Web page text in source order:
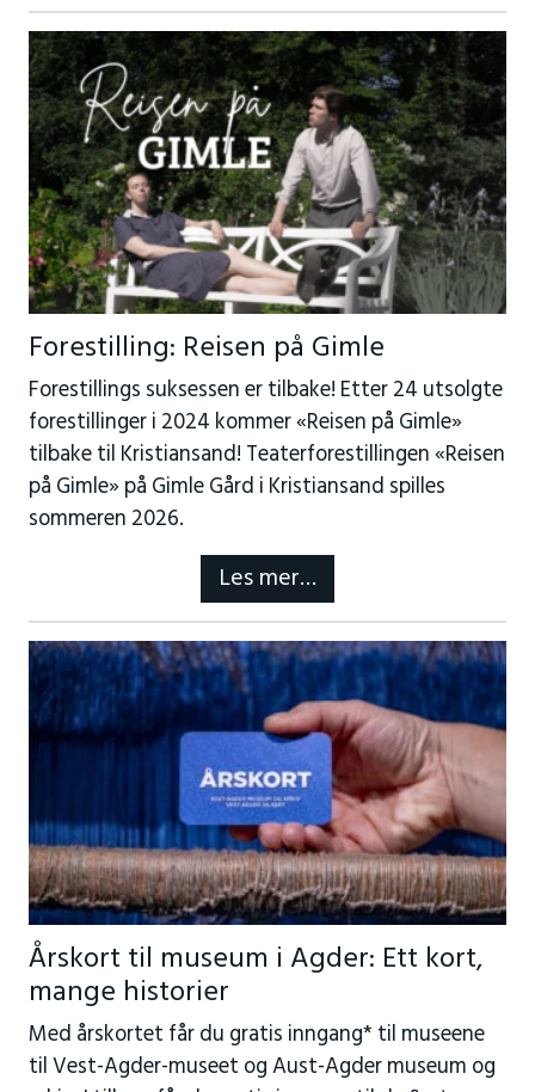
Forestilling: Reisen på Gimle
Forestillings suksessen er tilbake! Etter 24 utsolgte
forestillinger i 2024 kommer «Reisen på Gimle»
tilbake til Kristiansand! Teaterforestillingen «Reisen
på Gimle» på Gimle Gård i Kristiansand spilles
sommeren 2026.
Les mer…
Årskort til museum i Agder: Ett kort,
mange historier
Med årskortet får du gratis inngang* til museene
til Vest-Agder-museet og Aust-Agder museum og